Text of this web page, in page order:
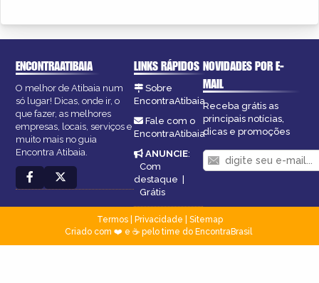
ENCONTRAATIBAIA
O melhor de Atibaia num
só lugar! Dicas, onde ir, o
que fazer, as melhores
empresas, locais, serviços e
muito mais no guia
Encontra Atibaia.
LINKS RÁPIDOS
Sobre
EncontraAtibaia
Fale com o
EncontraAtibaia
ANUNCIE:
Com
destaque |
Grátis
NOVIDADES POR E-
MAIL
Receba grátis as
principais notícias,
dicas e promoções
Termos| Privacidade
Sitemap
Criado com ❤️ e ☕ pelo time do EncontraBrasil